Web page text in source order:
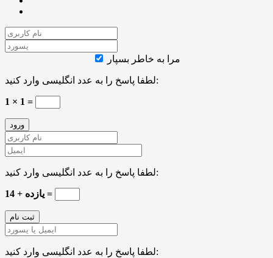
مرا به خاطر بسپار
لطفا پاسخ را به عدد انگلیسی وارد کنید:
1 × 1 =
لطفا پاسخ را به عدد انگلیسی وارد کنید:
14 + یازده =
لطفا پاسخ را به عدد انگلیسی وارد کنید: